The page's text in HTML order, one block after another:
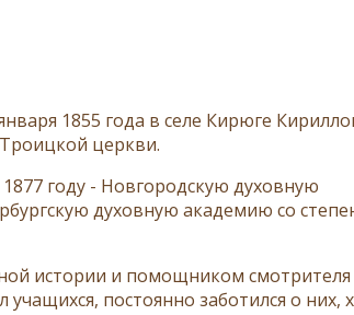
1855 года в селе Кирюге
церкви.
году - Новгородскую духовную
духовную академию со
истории и помощником смотрителя
постоянно заботился о них,